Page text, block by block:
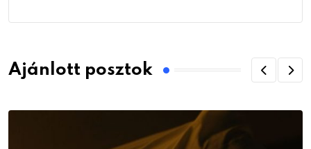
Ajánlott posztok